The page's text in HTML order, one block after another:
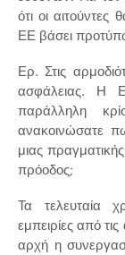
ότι οι
ΕΕ βάσει
Ερ. Στις
ασφάλειας. Η
παράλληλη
ανακοινώσατε
μιας
πρόοδος;
Τα τελευταία
εμπειρίες από
αρχή η